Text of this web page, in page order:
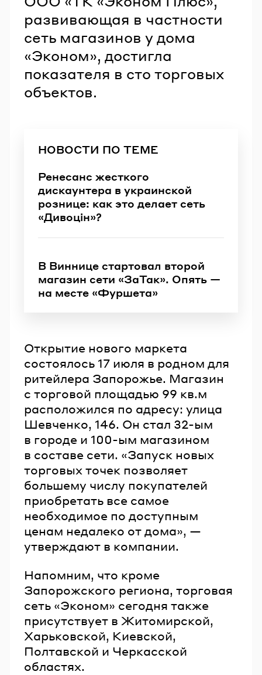
развивающая в частности
сеть магазинов у дома
«Эконом», достигла
показателя в сто торговых
объектов.
НОВОСТИ ПО ТЕМЕ
Ренесанс жесткого
дискаунтера в украинской
рознице: как это делает сеть
«Дивоцін»?
В Виннице стартовал второй
магазин сети «ЗаТак». Опять —
на месте «Фуршета»
Открытие нового маркета
состоялось 17 июля в родном для
ритейлера Запорожье. Магазин
с торговой площадью 99 кв.м
расположился по адресу: улица
Шевченко, 146. Он стал 32-ым
в городе и 100-ым магазином
в составе сети. «Запуск новых
торговых точек позволяет
большему числу покупателей
приобретать все самое
необходимое по доступным
ценам недалеко от дома», —
утверждают в компании.
Напомним, что кроме
Запорожского региона, торговая
сеть «Эконом» сегодня также
присутствует в Житомирской,
Харьковской, Киевской,
Полтавской и Черкасской
областях.